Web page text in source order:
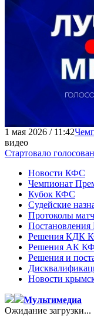
1 мая 2026 / 11:42
видео
Стартовало
Новости КФС
Чемпионат
Кубок КФС
Судейские
Протоколы
Решения КДК
Решения АК
Решения и
Новости
Мультимедиа
Ожидание загрузки...